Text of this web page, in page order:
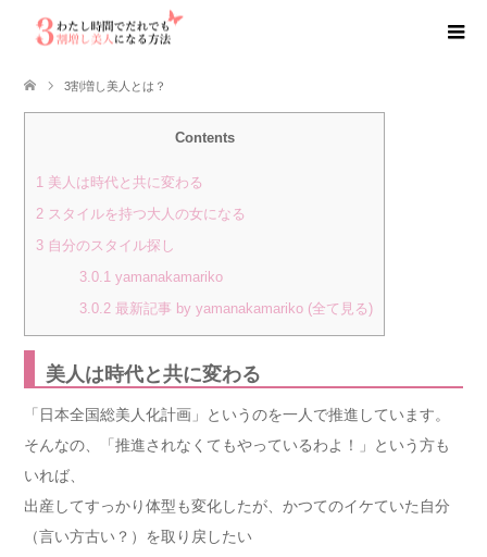
3割増し美人とは？
Contents
1 美人は時代と共に変わる
2 スタイルを持つ大人の女になる
3 自分のスタイル探し
3.0.1yamanakamariko
3.0.2最新記事 by yamanakamariko (全て見る)
美人は時代と共に変わる
「日本全国総美人化計画」というのを一人で推進しています。
そんなの、「推進されなくてもやっているわよ！」という方も
いれば、
出産してすっかり体型も変化したが、かつてのイケていた自分
（言い方古い？）を取り戻したい